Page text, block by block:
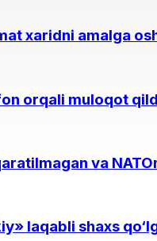
xaridni amalga
orqali muloqot
va
laqabli shaxs